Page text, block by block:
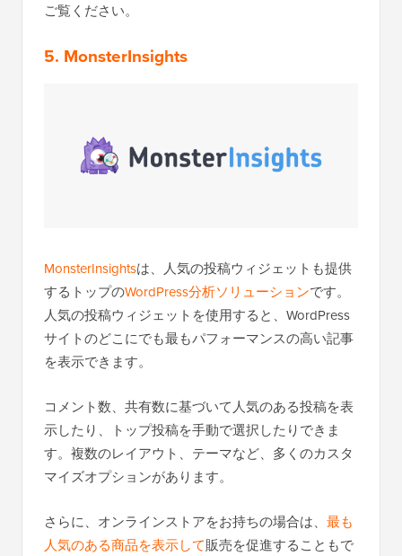
ご覧ください。
5. MonsterInsights
MonsterInsightsは、人気の投稿ウィジェットも提供
するトップのWordPress分析ソリューションです。
人気の投稿ウィジェットを使用すると、WordPress
サイトのどこにでも最もパフォーマンスの高い記事
を表示できます。
コメント数、共有数に基づいて人気のある投稿を表
示したり、トップ投稿を手動で選択したりできま
す。複数のレイアウト、テーマなど、多くのカスタ
マイズオプションがあります。
さらに、オンラインストアをお持ちの場合は、 最も
人気のある商品を表示して販売を促進することもで